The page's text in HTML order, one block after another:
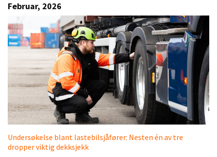
Februar, 2026
Undersøkelse blant lastebilsjåfører: Nesten én av tre
dropper viktig dekksjekk